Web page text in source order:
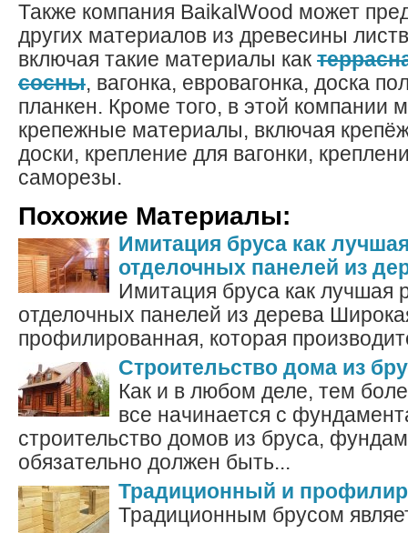
Также компания BaikalWood может
других материалов из древесины
включая такие материалы как
сосны, вагонка, евровагонка, доска
планкен. Кроме того, в этой компании
крепежные материалы, включая
доски, крепление для вагонки,
саморезы.
Похожие Материалы:
Имитация бруса как
отделочных панелей из
Имитация бруса как лучшая
отделочных панелей из дерева
профилированная, которая
Строительство дома из
Как и в любом деле, тем
все начинается с
строительство домов из бруса,
обязательно должен быть...
Традиционный и
Традиционным брусом